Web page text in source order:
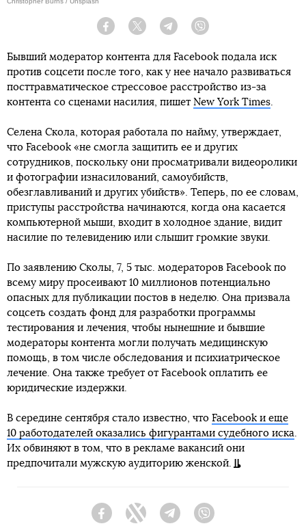
Facebook Twitter Telegram
Бывший модератор контента для Facebook подала иск
против соцсети после того, как у нее начало развиваться
посттравматическое стрессовое расстройство из-за
контента со сценами насилия, пишет New York Times
Селена Скола, которая работала по найму, утверждает,
что Facebook «не смогла защитить ее и других
сотрудников, поскольку они просматривали видеоролики
и фотографии изнасилований, самоубийств,
обезглавливаний и других убийств». Теперь, по ее словам,
приступы расстройства начинаются, когда она касается
компьютерной мыши, входит в холодное здание, видит
насилие по телевидению или слышит громкие звуки.
По заявлению Сколы, 7, 5 тыс. модераторов Facebook по
всему миру просеивают 10 миллионов потенциально
опасных для публикации постов в неделю. Она призвала
соцсеть создать фонд для разработки программы
тестирования и лечения, чтобы нынешние и бывшие
модераторы контента могли получать медицинскую
помощь, в том числе обследования и психиатрическое
лечение. Она также требует от Facebook оплатить ее
юридические издержки.
В середине сентября стало известно, что Facebook и еще
10 работодателей оказались фигурантами судебного иска
Их обвиняют в том, что в рекламе вакансий они
предпочитали мужскую аудиторию женской.
FacebookTwitter Telegram